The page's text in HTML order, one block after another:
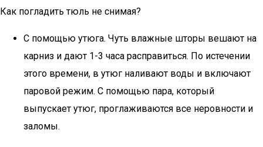
Как погладить тюль не снимая?
С помощью утюга. Чуть влажные шторы вешают на
карниз и дают 1-3 часа расправиться. По истечении
этого времени, в утюг наливают воды и включают
паровой режим. С помощью пара, который
выпускает утюг, проглаживаются все неровности и
заломы.